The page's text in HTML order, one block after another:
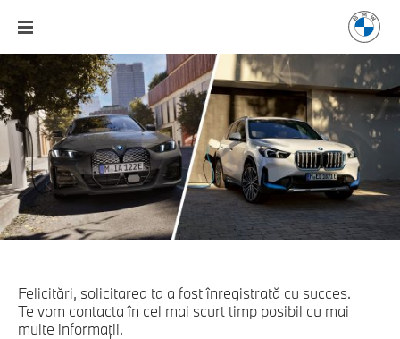
Felicitări, solicitarea ta a fost înregistrată cu succes.
Te vom contacta în cel mai scurt timp posibil cu mai
multe informaţii.